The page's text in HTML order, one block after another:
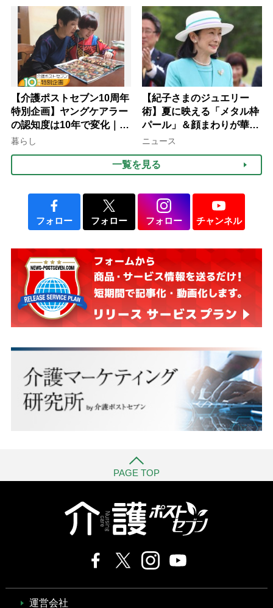
【介護ポストセブン10周年
特別企画】ヤングケアラー
の認知度は10年で変化｜流
行語大賞にノミネート、法
暮らし
【紀子さまのジュエリー
術】夏に映える「メタル枠
パール」＆顔まわりが華や
ぐ「揺れる一粒」の使い分
ニュース
一覧を見る
フォロー フォロー フォロー チャンネル
PAGE TOP
運営会社